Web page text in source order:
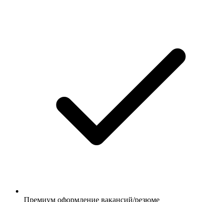
Премиум оформление вакансий/резюме